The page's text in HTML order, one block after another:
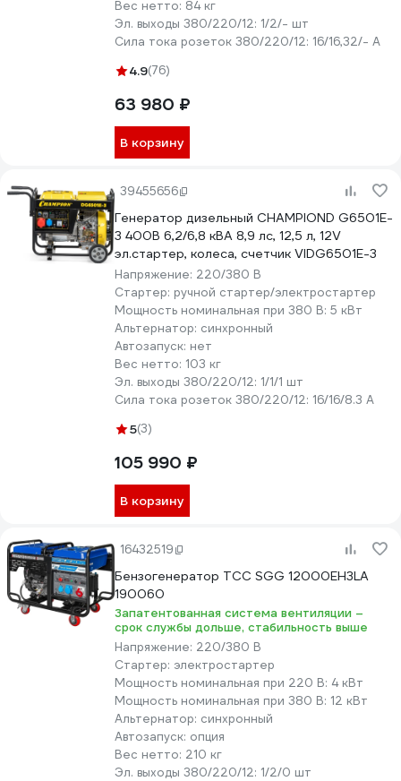
Вес нетто: 84 кг
Эл. выходы 380/220/12: 1/2/- шт
Сила тока розеток 380/220/12: 16/16,32/- А
4.9(76)
63 980 ₽
В корзину
39455656
Генератор дизельный CHAMPIOND G6501E-
3 400В 6,2/6,8 кВА 8,9 лс, 12,5 л, 12V
эл.стартер, колеса, счетчик VIDG6501E-3
Напряжение: 220/380 В
Стартер: ручной стартер/электростартер
Мощность номинальная при 380 В: 5 кВт
Альтернатор: синхронный
Автозапуск: нет
Вес нетто: 103 кг
Эл. выходы 380/220/12: 1/1/1 шт
Сила тока розеток 380/220/12: 16/16/8.3 А
5(3)
105 990 ₽
В корзину
16432519
Бензогенератор ТСС SGG 12000EH3LA
190060
Запатентованная система вентиляции –
срок службы дольше, стабильность выше
Напряжение: 220/380 В
Стартер: электростартер
Мощность номинальная при 220 В: 4 кВт
Мощность номинальная при 380 В: 12 кВт
Альтернатор: синхронный
Автозапуск: опция
Вес нетто: 210 кг
Эл. выходы 380/220/12: 1/2/0 шт